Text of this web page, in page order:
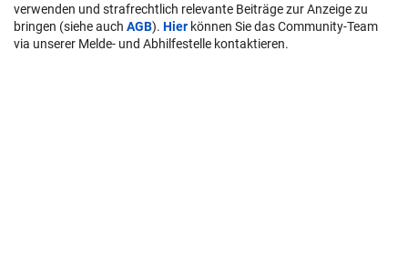
verwenden und strafrechtlich relevante Beiträge zur Anzeige zu
bringen (siehe auch AGB). Hier können Sie das Community-Team
via unserer Melde- und Abhilfestelle kontaktieren.